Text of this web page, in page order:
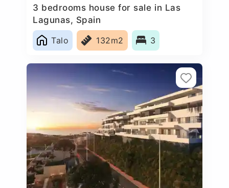
3 bedrooms house for sale in Las
Lagunas, Spain
Talo
132m2 3